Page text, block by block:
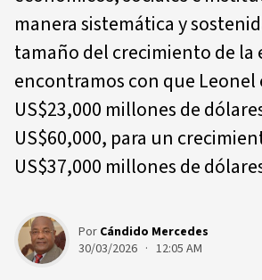
manera sistemática y
tamaño del crecimiento de la
encontramos con que
US$23,000 millones de
US$60,000, para un
US$37,000 millones de
Por Cándido Mercedes
30/03/2026 · 12:05 AM